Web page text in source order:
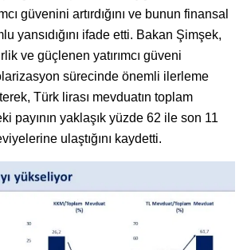
güvenini artırdığını ve bunun finansal
yansıdığını ifade etti. Bakan Şimşek,
ve güçlenen yatırımcı güveni
sürecinde önemli ilerleme
Türk lirası mevduatın toplam
payının yaklaşık yüzde 62 ile son 11
ulaştığını kaydetti.